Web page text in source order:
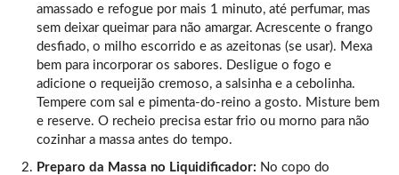
amassado e refogue por mais 1 minuto, até perfumar, mas
sem deixar queimar para não amargar. Acrescente o frango
desfiado, o milho escorrido e as azeitonas (se usar). Mexa
bem para incorporar os sabores. Desligue o fogo e
adicione o requeijão cremoso, a salsinha e a cebolinha.
Tempere com sal e pimenta-do-reino a gosto. Misture bem
e reserve. O recheio precisa estar frio ou morno para não
cozinhar a massa antes do tempo.
Preparo da Massa no Liquidificador: No copo do